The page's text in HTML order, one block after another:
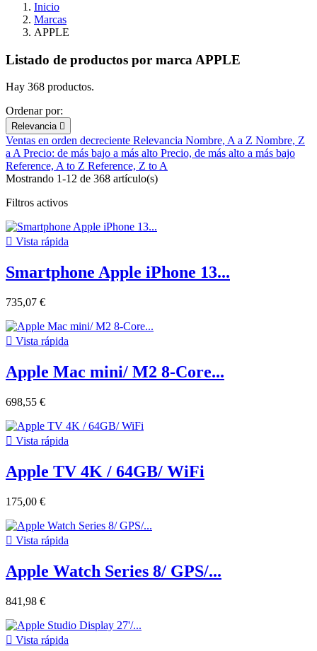
Inicio
Marcas
APPLE
Listado de productos por marca APPLE
Hay 368 productos.
Ordenar por:
Relevancia 
Ventas en orden decreciente Relevancia Nombre, A a Z Nombre, Z
a APrecio: de más bajo a más alto Precio, de más alto a más bajo
Reference, A to Z Reference, Z to A
Mostrando 1-12 de 368 artículo(s)
Filtros activos
 Vista rápida
Smartphone Apple iPhone 13...
735,07 €
 Vista rápida
Apple Mac mini/ M2 8-Core...
698,55 €
 Vista rápida
Apple TV 4K / 64GB/ WiFi
175,00 €
 Vista rápida
Apple Watch Series 8/ GPS/...
841,98 €
 Vista rápida